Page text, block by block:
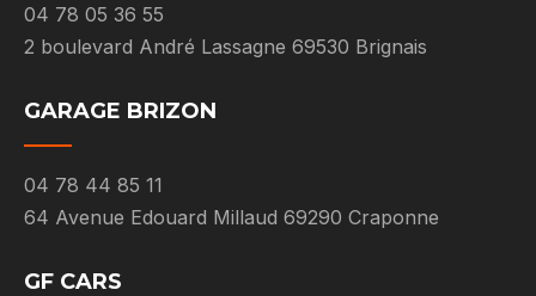
04 78 05 36 55
2 boulevard André Lassagne 69530 Brignais
GARAGE BRIZON
04 78 44 85 11
64 Avenue Edouard Millaud 69290 Craponne
GF CARS